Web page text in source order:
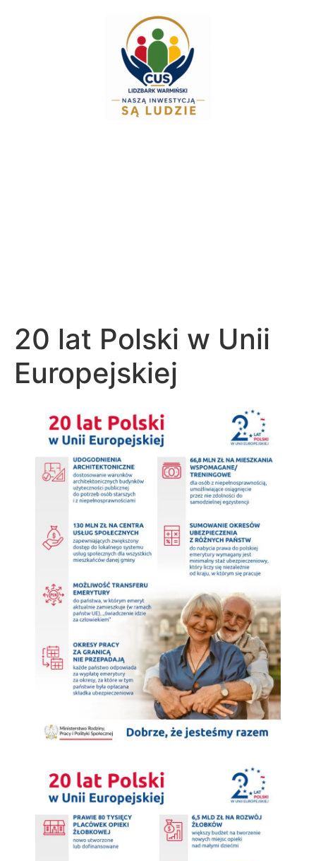
20 lat Polski w Unii
Europejskiej